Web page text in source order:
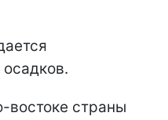
востоке страны